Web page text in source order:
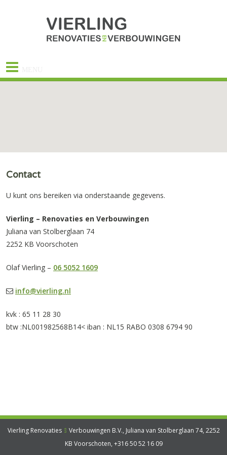
Contact
U kunt ons bereiken via onderstaande gegevens.
Vierling – Renovaties en Verbouwingen
Juliana van Stolberglaan 74
2252 KB Voorschoten
Olaf Vierling – 06 5052 1609
info@vierling.nl
kvk : 65 11 28 30
btw :NL001982568B14< iban : NL15 RABO 0308 6794 90
Vierling Renovaties en Verbouwingen B.V., Juliana van Stolberglaan 74, 2252
KB Voorschoten, +316 50 52 16 09